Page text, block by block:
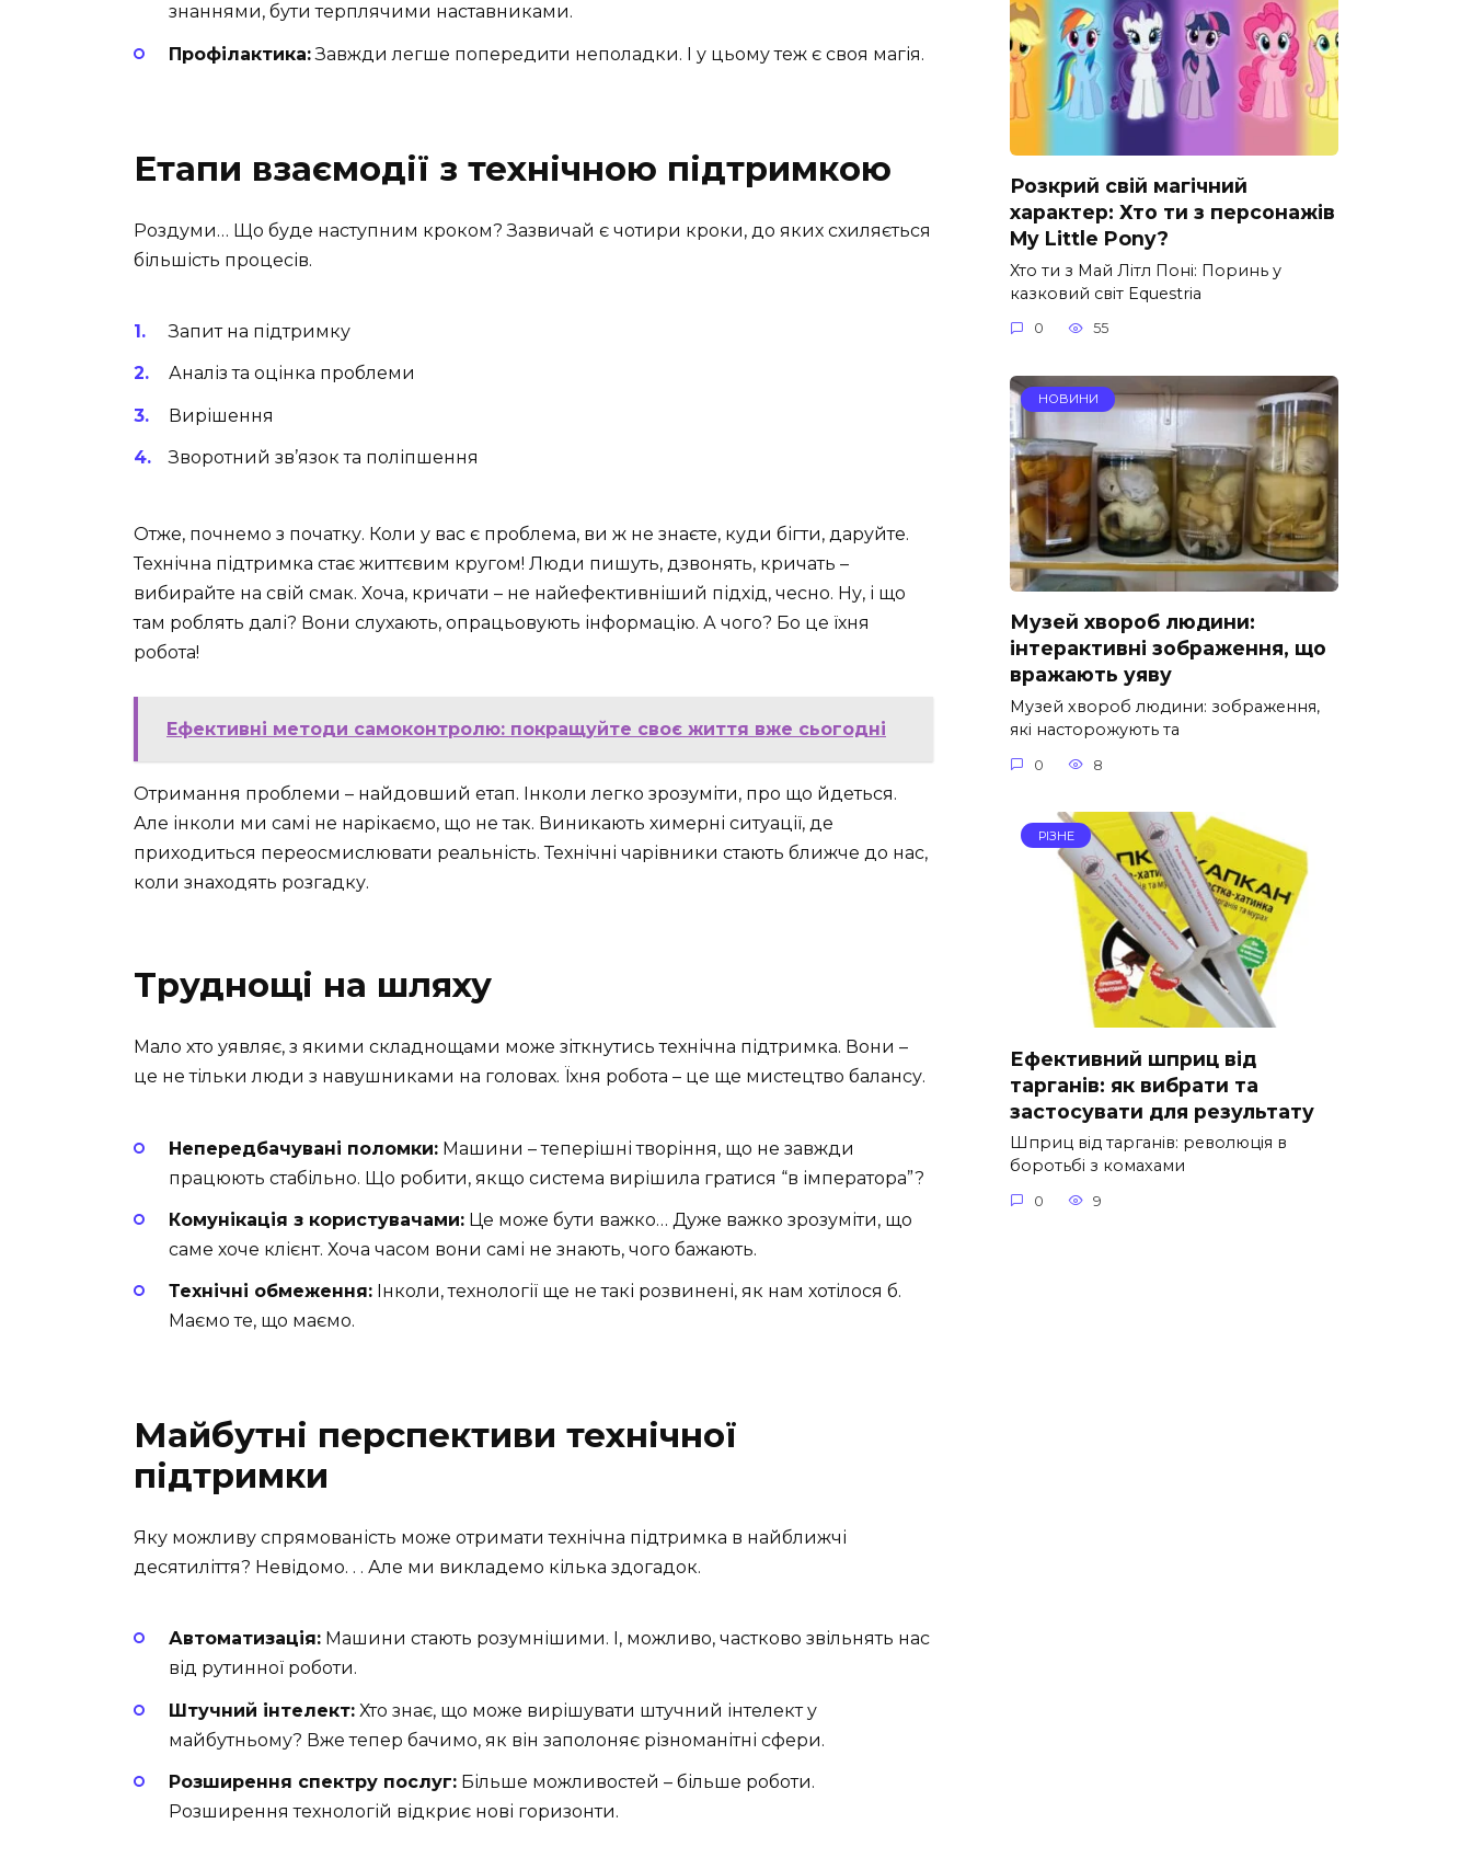
знаннями, бути терплячими наставниками.
Профілактика:Завжди легше попередити неполадки. І у цьому теж є своя магія.
Етапи взаємодії з технічною підтримкою
Роздуми… Що буде наступним кроком? Зазвичай є чотири кроки, до яких схиляється
більшість процесів.
Запит на підтримку
Аналіз та оцінка проблеми
Вирішення
Зворотний зв’язок та поліпшення
Отже, почнемо з початку. Коли у вас є проблема, ви ж не знаєте, куди бігти, даруйте.
Технічна підтримка стає життєвим кругом! Люди пишуть, дзвонять, кричать –
вибирайте на свій смак. Хоча, кричати – не найефективніший підхід, чесно. Ну, і що
там роблять далі? Вони слухають, опрацьовують інформацію. А чого? Бо це їхня
робота!
Ефективні методи самоконтролю: покращуйте своє життя вже сьогодні
Отримання проблеми – найдовший етап. Інколи легко зрозуміти, про що йдеться.
Але інколи ми самі не нарікаємо, що не так. Виникають химерні ситуації, де
приходиться переосмислювати реальність. Технічні чарівники стають ближче до нас,
коли знаходять розгадку.
Труднощі на шляху
Мало хто уявляє, з якими складнощами може зіткнутись технічна підтримка. Вони –
це не тільки люди з навушниками на головах. Їхня робота – це ще мистецтво балансу.
Непередбачувані поломки: Машини – теперішні творіння, що не завжди
працюють стабільно. Що робити, якщо система вирішила гратися “в імператора”?
Комунікація з користувачами: Це може бути важко… Дуже важко зрозуміти, що
саме хоче клієнт. Хоча часом вони самі не знають, чого бажають.
Технічні обмеження: Інколи, технології ще не такі розвинені, як нам хотілося б.
Маємо те, що маємо.
Майбутні перспективи технічної
підтримки
Яку можливу спрямованість може отримати технічна підтримка в найближчі
десятиліття? Невідомо. . . Але ми викладемо кілька здогадок.
Автоматизація: Машини стають розумнішими. І, можливо, частково звільнять нас
від рутинної роботи.
Штучний інтелект: Хто знає, що може вирішувати штучний інтелект у
майбутньому? Вже тепер бачимо, як він заполоняє різноманітні сфери.
Розширення спектру послуг: Більше можливостей – більше роботи.
Розширення технологій відкриє нові горизонти.
Розкрий свій магічний
характер: Хто ти з персонажів
My Little Pony?
Хто ти з Май Літл Поні: Поринь у
казковий світ Equestria
0 55
НОВИНИ
Музей хвороб людини:
інтерактивні зображення, що
вражають уяву
Музей хвороб людини: зображення,
які насторожують та
0 8
РІЗНЕ
Ефективний шприц від
тарганів: як вибрати та
застосувати для результату
Шприц від тарганів: революція в
боротьбі з комахами
0 9